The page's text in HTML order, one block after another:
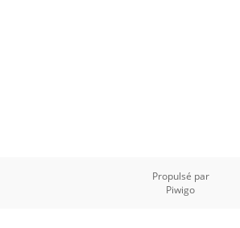
Propulsé par
Piwigo